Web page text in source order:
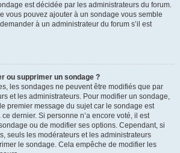
est décidée par les administrateurs du forum.
vous pouvez ajouter à un sondage vous semble
à un administrateur du forum s’il est
ou supprimer un sondage ?
les sondages ne peuvent être modifiés que par
et les administrateurs. Pour modifier un sondage,
premier message du sujet car le sondage est
dernier. Si personne n’a encore voté, il est
ou de modifier ses options. Cependant, si
seuls les modérateurs et les administrateurs
le sondage. Cela empêche de modifier les